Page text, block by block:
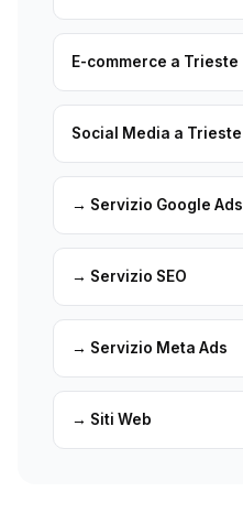
E-commerce a Trieste
Social Media a Trieste
→ Servizio Google Ads
→ Servizio SEO
→ Servizio Meta Ads
→ Siti Web